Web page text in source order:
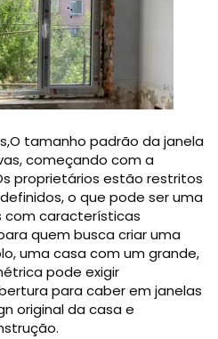
tamanho padrão da janela
começando com a
proprietários estão restritos
o que pode ser uma
com características
quem busca criar uma
uma casa com um grande,
pode exigir
para caber em janelas
original da casa e